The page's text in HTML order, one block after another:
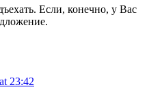
Если, конечно, у Вас
23:42